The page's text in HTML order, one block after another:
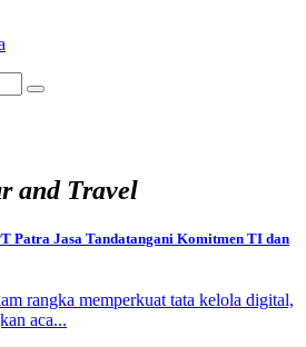
and Travel
Patra Jasa Tandatangani Komitmen TI dan
rangka memperkuat tata kelola digital,
aca...